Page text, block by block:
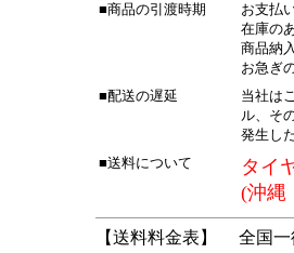
■商品の引渡時期
お支払
在庫の
商品納
お急ぎ
■配送の遅延
当社は
ル、そ
発生し
■送料について
タイ
(沖縄
【送料料金表】 全国一